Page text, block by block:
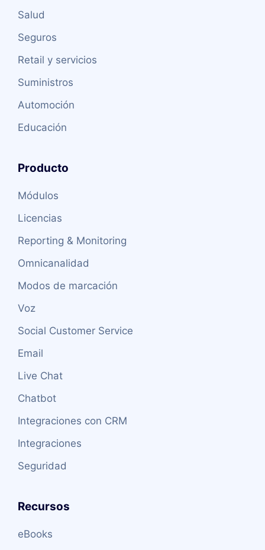
Salud
Seguros
Retail y servicios
Suministros
Automoción
Educación
Producto
Módulos
Licencias
Reporting & Monitoring
Omnicanalidad
Modos de marcación
Voz
Social Customer Service
Email
Live Chat
Chatbot
Integraciones con CRM
Integraciones
Seguridad
Recursos
eBooks